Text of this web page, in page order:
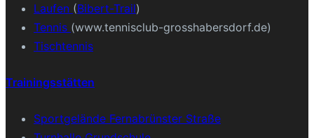
Laufen (Bibert-Trail)
Tennis (www.tennisclub-grosshabersdorf.de)
Tischtennis
Trainingsstätten
Sportgelände Fernabrünster Straße